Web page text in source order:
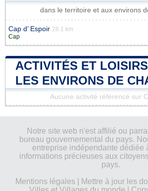
dans le territoire et aux environs
Cap d’ Espoir 28.1 km
Cap
ACTIVITÉS ET
LES ENVIRONS DE
Aucune activité référencé sur
Notre site web n'est affilié ou
bureau gouvernemental du pays.
entreprise indépendante dédiée
informations précieuses aux
pays.
Mentions légales| Mettre à jour les